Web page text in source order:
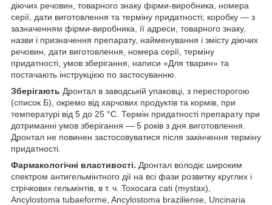
діючих речовин, товарного знаку фірми-виробника, номера
серії, дати виготовлення та терміну придатності; коробку — з
зазначенням фірми-виробника, її адреси, товарного знаку,
назви і призначення препарату, найменування і змісту діючих
речовин, дати виготовлення, номера серії, терміну
придатності, умов зберігання, написи «Для тварин» та
постачають інструкцією по застосуванню.
Зберігають Дронтал в заводській упаковці, з пересторогою
(список Б), окремо від харчових продуктів та кормів, при
температурі від 5 до 25 °С. Термін придатності препарату при
дотриманні умов зберігання — 5 років з дня виготовлення.
Дронтал не повинен застосовуватися після закінчення терміну
придатності.
Фармакологічні властивості. Дронтал володіє широким
спектром антигельмінтного дії на всі фази розвитку круглих і
стрічкових гельмінтів, в т. ч. Toxocara cati (mystax),
Ancylostoma tubaeforme, Ancylostoma braziliense, Uncinaria